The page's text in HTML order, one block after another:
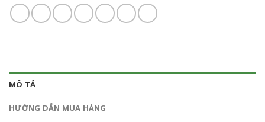
MÔ TẢ
HƯỚNG DẪN MUA HÀNG